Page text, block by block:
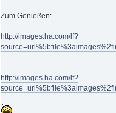
Zum Genießen:
http://images.ha.com/lf?
http://images.ha.com/lf?